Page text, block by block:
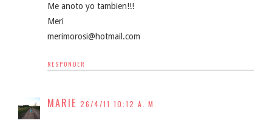
Me anoto yo tambien!!!
Meri
merimorosi@hotmail.com
RESPONDER
MARIE 26/4/11 10:12 A. M.